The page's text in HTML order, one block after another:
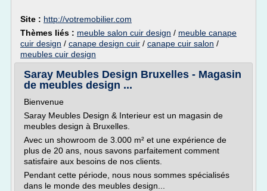
Site : http://votremobilier.com
Thèmes liés : meuble salon cuir design / meuble canape
cuir design / canape design cuir / canape cuir salon /
meubles cuir design
Saray Meubles Design Bruxelles - Magasin
de meubles design ...
Bienvenue
Saray Meubles Design & Interieur est un magasin de
meubles design à Bruxelles.
Avec un showroom de 3.000 m² et une expérience de
plus de 20 ans, nous savons parfaitement comment
satisfaire aux besoins de nos clients.
Pendant cette période, nous nous sommes spécialisés
dans le monde des meubles design...